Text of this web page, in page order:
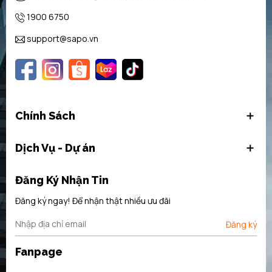
1900 6750
support@sapo.vn
Chính Sách
Dịch Vụ - Dự án
Đăng Ký Nhận Tin
Đăng ký ngay! Để nhận thật nhiều ưu đãi
Đăng ký
Fanpage